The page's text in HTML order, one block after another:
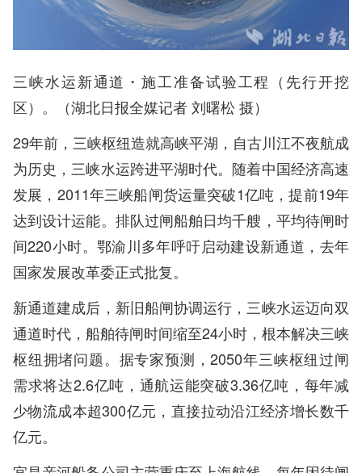
三峡水运新通道・施工准备试验工程（先行开挖
区）。（湖北日报全媒记者 刘曙松 摄）
29年前，三峡枢纽造就高峡平湖，自古川江不夜航成
为历史，三峡水运跨进平湖时代。随着中国经济高速
发展，2011年三峡船闸货运量突破1亿吨，提前19年
达到设计运能。排队过闸船舶日均千艘，平均待闸时
间220小时。鄂渝川多年呼吁启动建设新通道，去年
国家发展改革委正式批复。
新通道建成后，新旧船闸协调运行，三峡水运迈向双
通道时代，船舶待闸时间缩至24小时，根本解决三峡
枢纽拥堵问题。据专家预测，2050年三峡枢纽过闸
需求将达2.6亿吨，通航运能突破3.36亿吨，每年减
少物流成本超300亿元，直接拉动沿江经济增长数千
亿元。